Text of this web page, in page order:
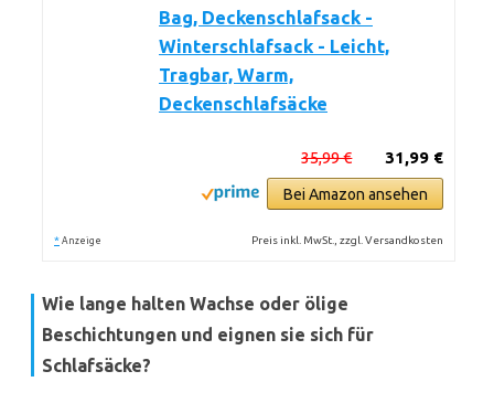
Bag, Deckenschlafsack -
Winterschlafsack - Leicht,
Tragbar, Warm,
Deckenschlafsäcke
31,99 €
35,99 €
Bei Amazon ansehen
* Anzeige Preis inkl. MwSt., zzgl. Versandkosten
Wie lange halten Wachse oder ölige
Beschichtungen und eignen sie sich für
Schlafsäcke?